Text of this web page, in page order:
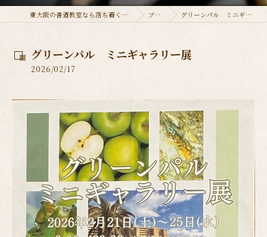
東大阪の書道教室なら落ち着く生田書道教室 ブログ グリーンパル ミニギャラリー展
グリーンパル ミニギャラリー展
2026/02/17